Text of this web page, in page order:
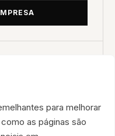
para melhorar
as páginas são
abre
acciones